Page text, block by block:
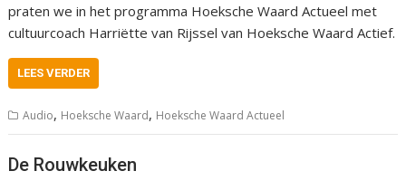
praten we in het programma Hoeksche Waard Actueel met
cultuurcoach Harriëtte van Rijssel van Hoeksche Waard Actief.
LEES VERDER
Audio, Hoeksche Waard, Hoeksche Waard Actueel
De Rouwkeuken